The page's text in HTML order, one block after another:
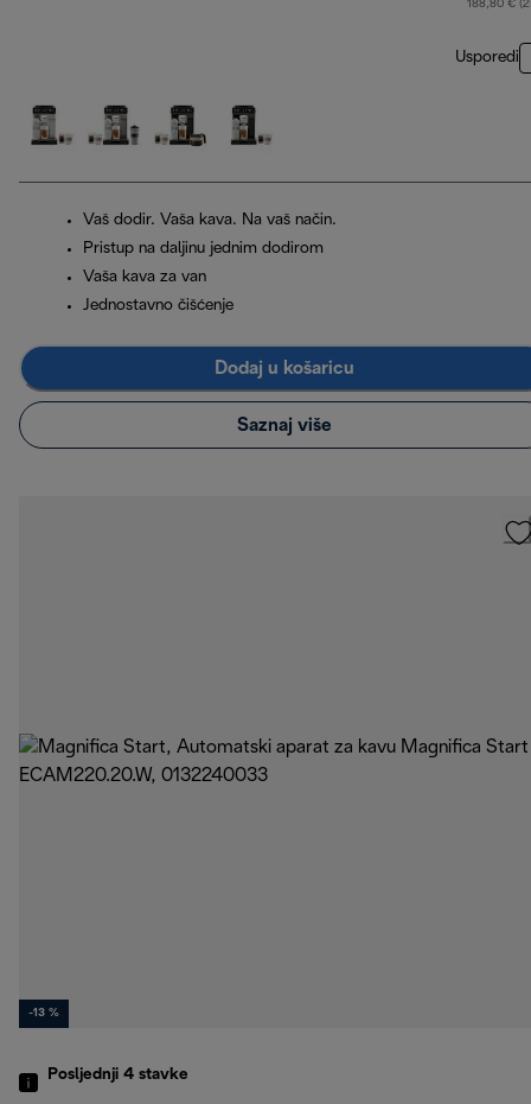
188,80 €
Usporedi
Vaš dodir. Vaša kava. Na vaš način.
Pristup na daljinu jednim dodirom
Vaša kava za van
Jednostavno čišćenje
Dodaj u košaricu
Saznaj više
-13 %
Posljednji 4 stavke